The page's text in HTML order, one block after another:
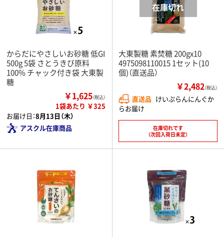
からだにやさしいお砂糖 低GI
500g 5袋 さとうきび原料
100% チャック付き袋 大東製
糖
￥1,625（税込）
1袋あたり ￥325
お届け日：8月13日（木）
アスクル在庫商品
大東製糖 素焚糖 200gx10
4975098110015 1セット(10
個)（直送品）
￥2,482（税込）
直送品 けいぷらんにんぐか
らお届け
在庫切れです
（次回入荷日未定）